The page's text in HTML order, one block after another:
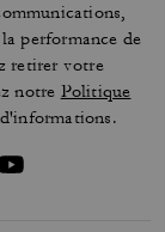
performance de
retirer votre
notre Politique